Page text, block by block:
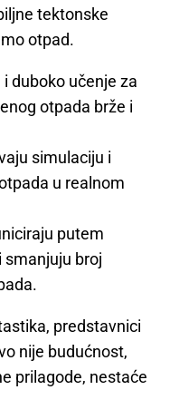
tektonske
otpad.
duboko učenje za
otpada brže i
simulaciju i
u realnom
putem
smanjuju broj
predstavnici
nije budućnost,
prilagode, nestaće